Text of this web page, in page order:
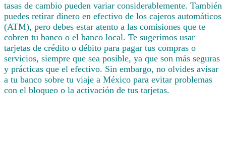
tasas de cambio pueden variar considerablemente. También
puedes retirar dinero en efectivo de los cajeros automáticos
(ATM), pero debes estar atento a las comisiones que te
cobren tu banco o el banco local. Te sugerimos usar
tarjetas de crédito o débito para pagar tus compras o
servicios, siempre que sea posible, ya que son más seguras
y prácticas que el efectivo. Sin embargo, no olvides avisar
a tu banco sobre tu viaje a México para evitar problemas
con el bloqueo o la activación de tus tarjetas.